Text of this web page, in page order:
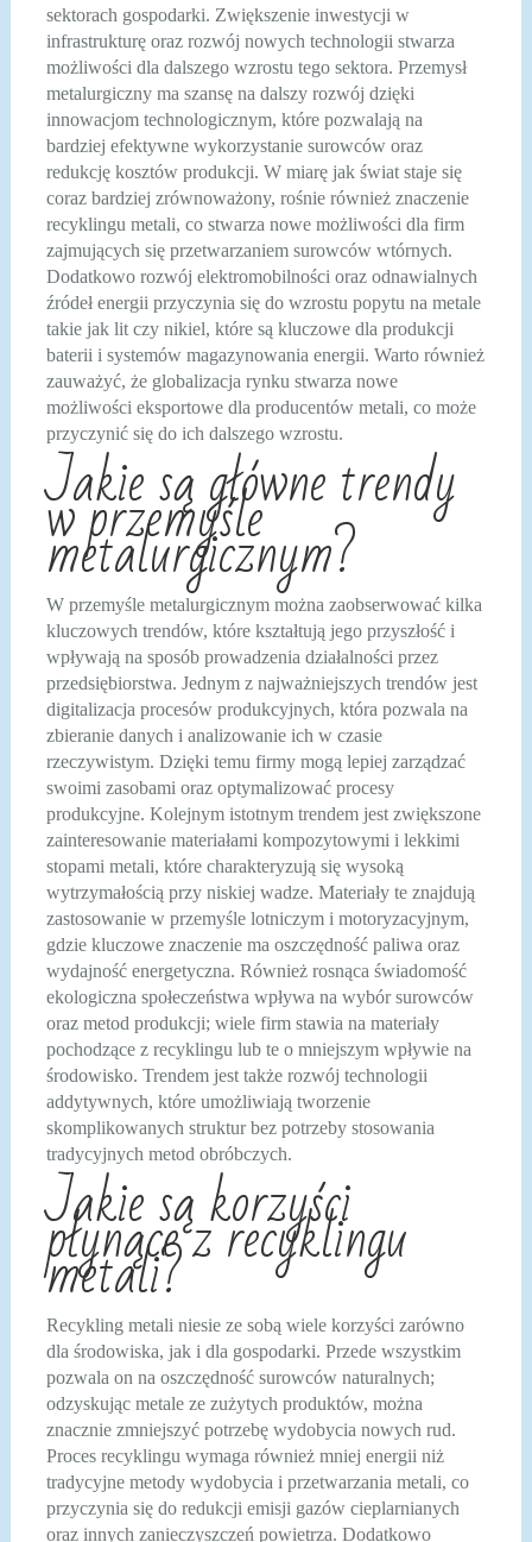
sektorach gospodarki. Zwiększenie inwestycji w
infrastrukturę oraz rozwój nowych technologii stwarza
możliwości dla dalszego wzrostu tego sektora. Przemysł
metalurgiczny ma szansę na dalszy rozwój dzięki
innowacjom technologicznym, które pozwalają na
bardziej efektywne wykorzystanie surowców oraz
redukcję kosztów produkcji. W miarę jak świat staje się
coraz bardziej zrównoważony, rośnie również znaczenie
recyklingu metali, co stwarza nowe możliwości dla firm
zajmujących się przetwarzaniem surowców wtórnych.
Dodatkowo rozwój elektromobilności oraz odnawialnych
źródeł energii przyczynia się do wzrostu popytu na metale
takie jak lit czy nikiel, które są kluczowe dla produkcji
baterii i systemów magazynowania energii. Warto również
zauważyć, że globalizacja rynku stwarza nowe
możliwości eksportowe dla producentów metali, co może
przyczynić się do ich dalszego wzrostu.
Jakie są główne trendy
w przemyśle
metalurgicznym?
W przemyśle metalurgicznym można zaobserwować kilka
kluczowych trendów, które kształtują jego przyszłość i
wpływają na sposób prowadzenia działalności przez
przedsiębiorstwa. Jednym z najważniejszych trendów jest
digitalizacja procesów produkcyjnych, która pozwala na
zbieranie danych i analizowanie ich w czasie
rzeczywistym. Dzięki temu firmy mogą lepiej zarządzać
swoimi zasobami oraz optymalizować procesy
produkcyjne. Kolejnym istotnym trendem jest zwiększone
zainteresowanie materiałami kompozytowymi i lekkimi
stopami metali, które charakteryzują się wysoką
wytrzymałością przy niskiej wadze. Materiały te znajdują
zastosowanie w przemyśle lotniczym i motoryzacyjnym,
gdzie kluczowe znaczenie ma oszczędność paliwa oraz
wydajność energetyczna. Również rosnąca świadomość
ekologiczna społeczeństwa wpływa na wybór surowców
oraz metod produkcji; wiele firm stawia na materiały
pochodzące z recyklingu lub te o mniejszym wpływie na
środowisko. Trendem jest także rozwój technologii
addytywnych, które umożliwiają tworzenie
skomplikowanych struktur bez potrzeby stosowania
tradycyjnych metod obróbczych.
Jakie są korzyści
płynące z recyklingu
metali?
Recykling metali niesie ze sobą wiele korzyści zarówno
dla środowiska, jak i dla gospodarki. Przede wszystkim
pozwala on na oszczędność surowców naturalnych;
odzyskując metale ze zużytych produktów, można
znacznie zmniejszyć potrzebę wydobycia nowych rud.
Proces recyklingu wymaga również mniej energii niż
tradycyjne metody wydobycia i przetwarzania metali, co
przyczynia się do redukcji emisji gazów cieplarnianych
oraz innych zanieczyszczeń powietrza. Dodatkowo